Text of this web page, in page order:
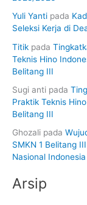
Yuli Yanti pada
Seleksi Kerja di
Titik pada
Teknis Hino
Belitang III
Sugi anti pada
Praktik Teknis
Belitang III
Ghozali pada
SMKN 1 Belitang
Nasional
Arsip